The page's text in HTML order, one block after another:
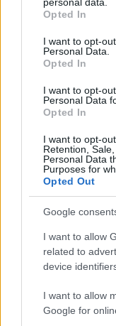
grant or deny
use your data for
consent section.
Opted In
I want to opt-
Personal Data.
Opted In
I want to opt-
Personal Data
Opted In
I want to opt-
Retention,
Personal Data
Purposes for
Opted Out
Google
I want to allow
related to
device
I want to allow
Google for
Από τις 11
γίνει στόχος
Ακολουθήστε το
πρώτοι όλες τις